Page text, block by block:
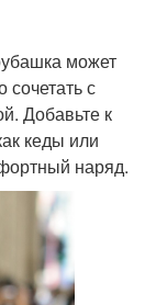
может
с
Добавьте к
кеды или
наряд.